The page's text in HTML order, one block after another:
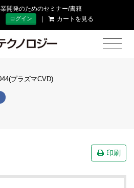
開発のためのセミナー/書籍
ログイン | カートを見る
プラズマCVD)
印刷